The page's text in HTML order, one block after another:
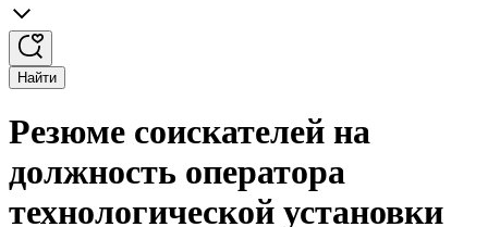
Найти
Резюме соискателей на
должность оператора
технологической установки